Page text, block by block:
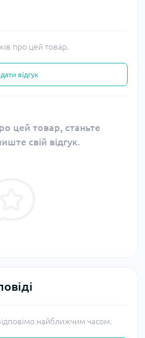
про цей товар.
відгук
цей товар, станьте
свій відгук.
найближчим часом.